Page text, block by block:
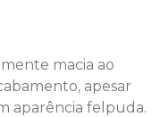
macia ao
apesar
aparência felpuda.